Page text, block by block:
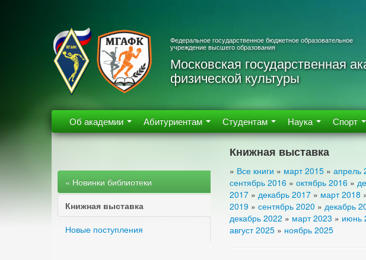
Федеральное государственное бюджетное образовательное
учреждение высшего образования
Московская государственная
физической культуры
Об академии Абитуриентам Студентам Наука Спорт
« Новинки библиотеки
Книжная выставка
Новые поступления
Книжная выставка
» Все книги » март 2015 » апрель
сентябрь 2016 » октябрь 2016 »
2017 » декабрь 2017 » март 2018
2019 » сентябрь 2020 » декабрь
декабрь 2022 » март 2023 » июнь
август 2025 » ноябрь 2025